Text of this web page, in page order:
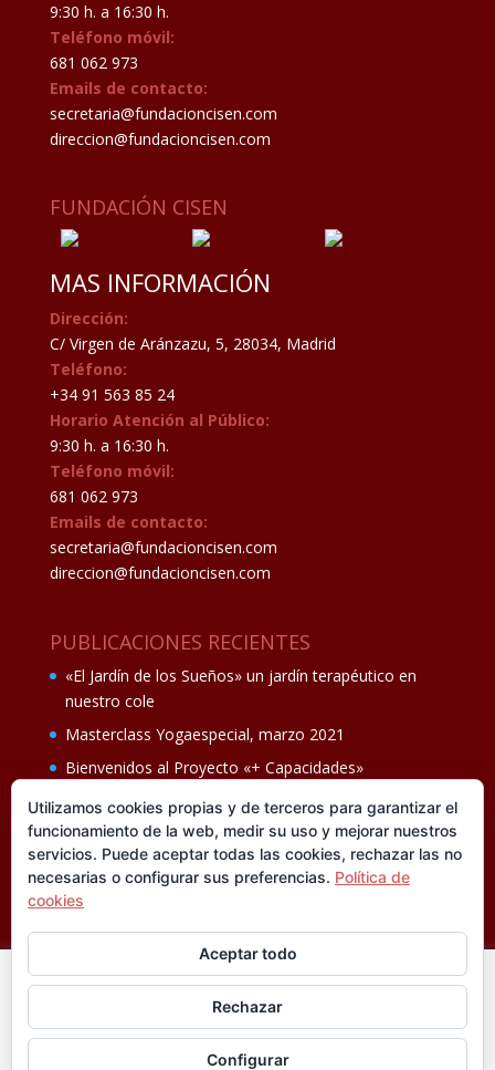
9:30 h. a 16:30 h.
Teléfono móvil:
681 062 973
Emails de contacto:
secretaria@fundacioncisen.com
direccion@fundacioncisen.com
FUNDACIÓN CISEN
MAS INFORMACIÓN
Dirección:
C/ Virgen de Aránzazu, 5, 28034, Madrid
Teléfono:
+34 91 563 85 24
Horario Atención al Público:
9:30 h. a 16:30 h.
Teléfono móvil:
681 062 973
Emails de contacto:
secretaria@fundacioncisen.com
direccion@fundacioncisen.com
PUBLICACIONES RECIENTES
«El Jardín de los Sueños» un jardín terapéutico en
nuestro cole
Masterclass Yogaespecial, marzo 2021
Bienvenidos al Proyecto «+ Capacidades»
Fiesta de fin de curso Los oficios 14 de junio
Ganadores del II Programa educativo Cuídate +
®FUNDACIÓN CISEN. ® Todos los derechos
Política de privacidad I
En esta web utilizamos cookies analíticas, propias y de
terceros, que nos informan sobre sus hábitos de navegación
para mejorar la calidad de nuestros servicios y su experiencia
Utilizamos cookies propias y de terceros para garantizar el
funcionamiento de la web, medir su uso y mejorar nuestros
servicios. Puede aceptar todas las cookies, rechazar las no
necesarias o configurar sus preferencias. Política de
cookies
Aceptar todo
Rechazar
Configurar